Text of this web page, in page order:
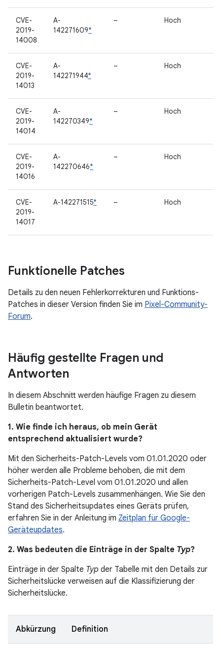
CVE-
2019-
14008
A-
142271609*
– Hoch
CVE-
2019-
14013
A-
142271944*
– Hoch
CVE-
2019-
14014
A-
142270349*
– Hoch
CVE-
2019-
14016
A-
142270646*
– Hoch
CVE-
2019-
14017
A-142271515* – Hoch
Funktionelle Patches
Details zu den neuen Fehlerkorrekturen und Funktions-
Patches in dieser Version finden Sie im Pixel-Community-
Forum.
Häufig gestellte Fragen und
Antworten
In diesem Abschnitt werden häufige Fragen zu diesem
Bulletin beantwortet.
1. Wie finde ich heraus, ob mein Gerät
entsprechend aktualisiert wurde?
Mit den Sicherheits-Patch-Levels vom 01.01.2020 oder
höher werden alle Probleme behoben, die mit dem
Sicherheits-Patch-Level vom 01.01.2020 und allen
vorherigen Patch-Levels zusammenhängen. Wie Sie den
Stand des Sicherheitsupdates eines Geräts prüfen,
erfahren Sie in der Anleitung im Zeitplan für Google-
Geräteupdates.
2. Was bedeuten die Einträge in der Spalte Typ?
Einträge in der Spalte Typ der Tabelle mit den Details zur
Sicherheitslücke verweisen auf die Klassifizierung der
Sicherheitslücke.
Abkürzung Definition